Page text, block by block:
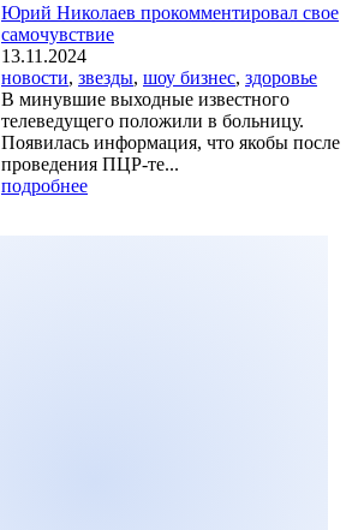
Юрий Николаев прокомментировал свое
самочувствие
13.11.2024
новости, звезды, шоу бизнес, здоровье
В минувшие выходные известного
телеведущего положили в больницу.
Появилась информация, что якобы после
проведения ПЦР-те...
подробнее